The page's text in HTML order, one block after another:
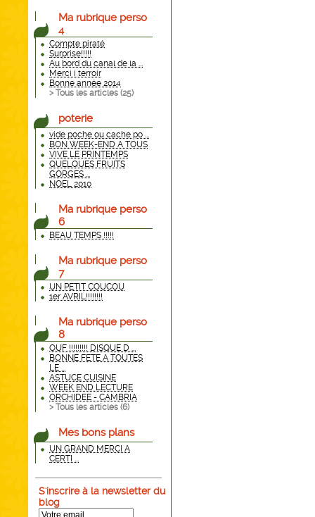
Ma rubrique perso
4
Compte piraté
Surprise!!!!!
Au bord du canal de la ...
Merci i terroir
Bonne année 2014
> Tous les articles (25)
poterie
vide poche ou cache po ...
BON WEEK-END A TOUS
VIVE LE PRINTEMPS
QUELQUES FRUITS
GORGES ...
NOEL 2010
Ma rubrique perso
6
BEAU TEMPS !!!!!
Ma rubrique perso
7
UN PETIT COUCOU
1er AVRIL!!!!!!!!
Ma rubrique perso
8
OUF !!!!!!!!! DISQUE D ...
BONNE FETE A TOUTES
LE ...
ASTUCE CUISINE
WEEK END LECTURE
ORCHIDEE - CAMBRIA
> Tous les articles (6)
Mes bons plans
UN GRAND MERCI A
CERTI ...
S'inscrire à la newsletter du
blog